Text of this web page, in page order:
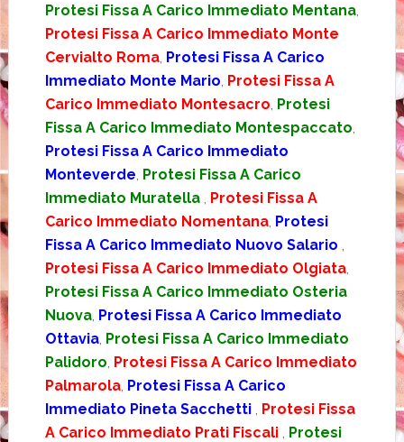
Protesi Fissa A Carico Immediato Mentana,
Protesi Fissa A Carico Immediato Monte
Cervialto Roma, Protesi Fissa A Carico
Immediato Monte Mario Protesi Fissa A
Carico Immediato Montesacro Protesi
Fissa A Carico Immediato Montespaccato
Protesi Fissa A Carico Immediato
Monteverde Protesi Fissa A Carico
Immediato Muratella
Protesi Fissa A
Carico Immediato Nomentana, Protesi
Fissa A Carico Immediato Nuovo Salario
Protesi Fissa A Carico Immediato Olgiata,
Protesi Fissa A Carico Immediato Osteria
Nuova, Protesi Fissa A Carico Immediato
Ottavia, Protesi Fissa A Carico Immediato
Palidoro Protesi Fissa A Carico Immediato
Palmarola, Protesi Fissa A Carico
Immediato Pineta Sacchetti
Protesi Fissa
A Carico Immediato Prati Fiscali
Protesi